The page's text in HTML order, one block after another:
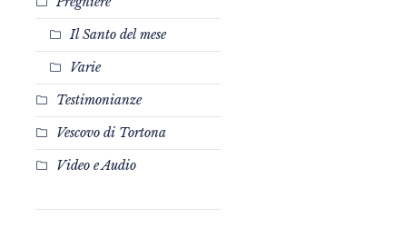
Il Santo del mese
Varie
Testimonianze
Vescovo di Tortona
Video e Audio